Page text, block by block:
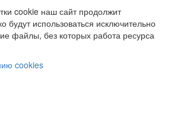
cookie наш сайт продолжит
будут использоваться исключительно
файлы, без которых работа ресурса
cookies